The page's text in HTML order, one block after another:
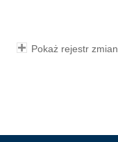
Pokaż rejestr zmian